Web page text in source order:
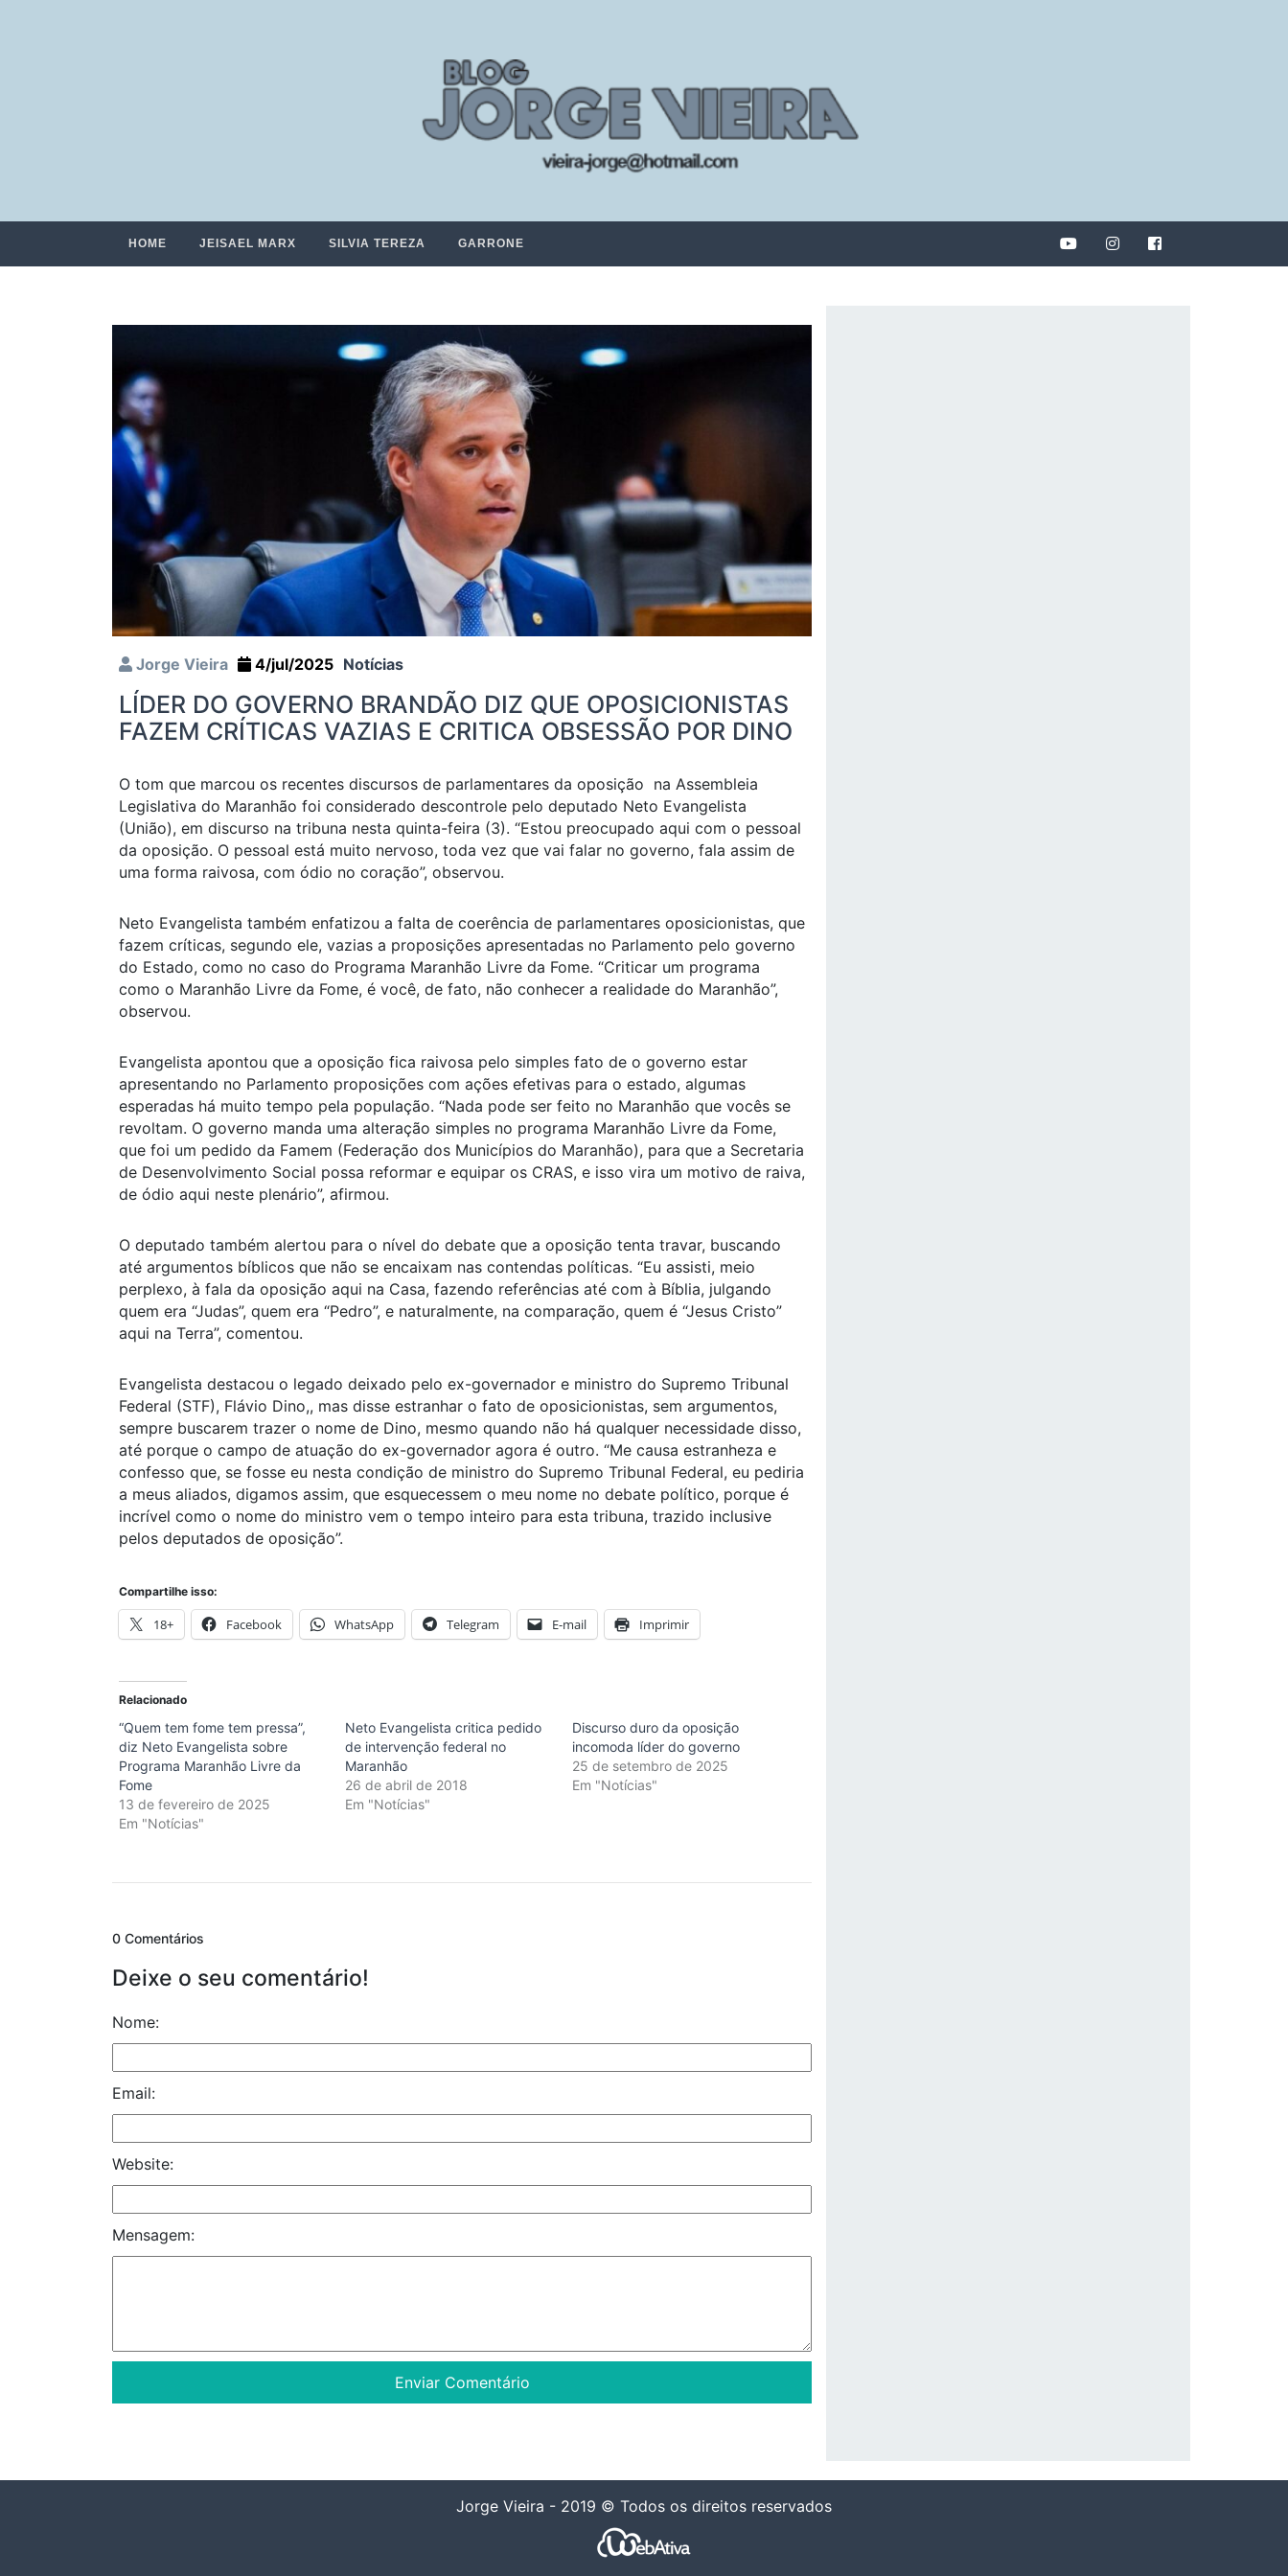
HOME JEISAEL MARX SILVIA TEREZA GARRONE
Jorge Vieira 4/jul/2025 Notícias
LÍDER DO GOVERNO BRANDÃO DIZ QUE OPOSICIONISTAS
FAZEM CRÍTICAS VAZIAS E CRITICA OBSESSÃO POR DINO
O tom que marcou os recentes discursos de parlamentares da oposição na Assembleia
Legislativa do Maranhão foi considerado descontrole pelo deputado Neto Evangelista
(União), em discurso na tribuna nesta quinta-feira (3). “Estou preocupado aqui com o pessoal
da oposição. O pessoal está muito nervoso, toda vez que vai falar no governo, fala assim de
uma forma raivosa, com ódio no coração”, observou.
Neto Evangelista também enfatizou a falta de coerência de parlamentares oposicionistas, que
fazem críticas, segundo ele, vazias a proposições apresentadas no Parlamento pelo governo
do Estado, como no caso do Programa Maranhão Livre da Fome. “Criticar um programa
como o Maranhão Livre da Fome, é você, de fato, não conhecer a realidade do Maranhão”,
observou.
Evangelista apontou que a oposição fica raivosa pelo simples fato de o governo estar
apresentando no Parlamento proposições com ações efetivas para o estado, algumas
esperadas há muito tempo pela população. “Nada pode ser feito no Maranhão que vocês se
revoltam. O governo manda uma alteração simples no programa Maranhão Livre da Fome,
que foi um pedido da Famem (Federação dos Municípios do Maranhão), para que a Secretaria
de Desenvolvimento Social possa reformar e equipar os CRAS, e isso vira um motivo de raiva,
de ódio aqui neste plenário”, afirmou.
O deputado também alertou para o nível do debate que a oposição tenta travar, buscando
até argumentos bíblicos que não se encaixam nas contendas políticas. “Eu assisti, meio
perplexo, à fala da oposição aqui na Casa, fazendo referências até com à Bíblia, julgando
quem era “Judas”, quem era “Pedro”, e naturalmente, na comparação, quem é “Jesus Cristo”
aqui na Terra”, comentou.
Evangelista destacou o legado deixado pelo ex-governador e ministro do Supremo Tribunal
Federal (STF), Flávio Dino,, mas disse estranhar o fato de oposicionistas, sem argumentos,
sempre buscarem trazer o nome de Dino, mesmo quando não há qualquer necessidade disso,
até porque o campo de atuação do ex-governador agora é outro. “Me causa estranheza e
confesso que, se fosse eu nesta condição de ministro do Supremo Tribunal Federal, eu pediria
a meus aliados, digamos assim, que esquecessem o meu nome no debate político, porque é
incrível como o nome do ministro vem o tempo inteiro para esta tribuna, trazido inclusive
pelos deputados de oposição”.
Compartilhe isso:
18+ Facebook WhatsApp Telegram E-mail Imprimir
Relacionado
“Quem tem fome tem pressa”,
diz Neto Evangelista sobre
Programa Maranhão Livre da
Fome
13 de fevereiro de 2025
Em "Notícias"
Neto Evangelista critica pedido
de intervenção federal no
Maranhão
26 de abril de 2018
Em "Notícias"
Discurso duro da oposição
incomoda líder do governo
25 de setembro de 2025
Em "Notícias"
0 Comentários
Deixe o seu comentário!
Nome:
Email:
Website:
Mensagem:
Jorge Vieira - 2019 © Todos os direitos reservados